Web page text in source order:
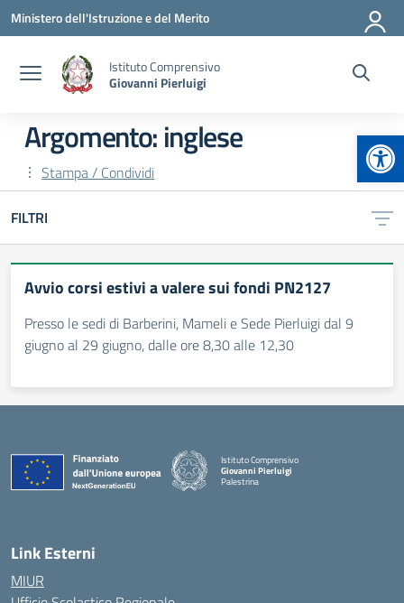
Vai ai contenuti
Vai al menu di navigazione
Vai al footer
Ministero dell'Istruzione e del Merito
Istituto Comprensivo
Giovanni Pierluigi
Argomento: inglese
Stampa / Condividi
FILTRI
Avvio corsi estivi a valere sui fondi PN2127
Presso le sedi di Barberini, Mameli e Sede Pierluigi dal 9
giugno al 29 giugno, dalle ore 8,30 alle 12,30
Istituto Comprensivo
Giovanni Pierluigi
Palestrina
Link Esterni
MIUR